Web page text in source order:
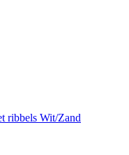
ribbels Wit/Zand